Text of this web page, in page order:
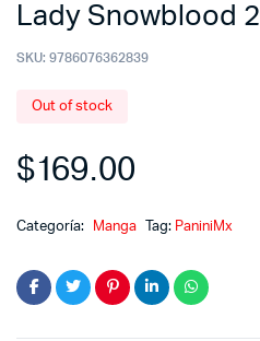
Lady Snowblood 2
SKU: 9786076362839
Out of stock
$169.00
Categoría: Manga Tag: PaniniMx